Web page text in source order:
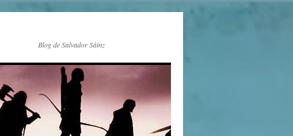
Blog de Salvador Sáinz